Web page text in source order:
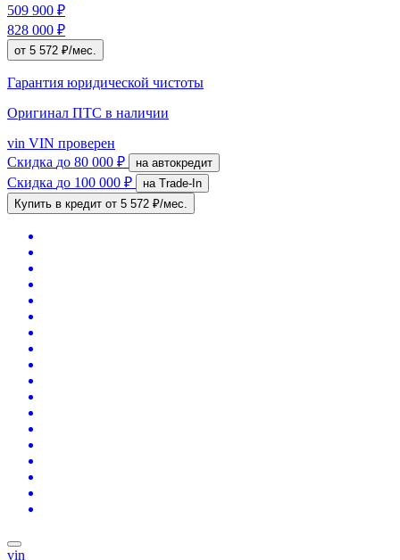
509 900 ₽
828 000 ₽
от 5 572 ₽/мес.
Гарантия юридической чистоты
Оригинал ПТС в наличии
vin VIN проверен
Скидка до 80 000 ₽ на автокредит
Скидка до 100 000 ₽
на Trade-In
Купить в кредит от 5 572 ₽/мес.
vin